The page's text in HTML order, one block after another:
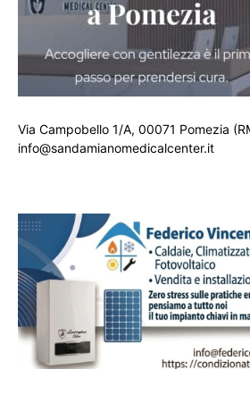
Via Campobello 1/A, 00071 Pomezia
info@sandamianomedicalcenter.it